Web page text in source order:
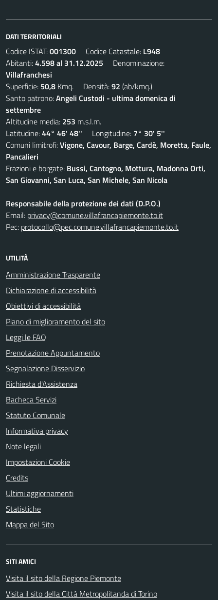
DATI TERRITORIALI
Codice ISTAT:001300 Codice Catastale: L948
Abitanti:4.598 al 31.12.2025 Denominazione:
Villafranchesi
Superficie: 50,8 Kmq. Densità:92 (ab/kmq.)
Santo patrono:Angeli Custodi - ultima domenica di
settembre
Altitudine media: 253 m.s.l.m.
Latitudine:44° 46' 48'' Longitudine: 7° 30' 5''
Comuni limitrofi:Vigone, Cavour, Barge, Cardè, Moretta, Faule,
Pancalieri
Frazioni e borgate: Bussi, Cantogno, Mottura, Madonna Orti,
San Giovanni, San Luca, San Michele, San Nicola
Responsabile della protezione dei dati (D.P.O.)
Email: privacy@comune.villafrancapiemonte.to.it
Pec: protocollo@pec.comune.villafrancapiemonte.to.it
UTILITÀ
Amministrazione Trasparente
Dichiarazione di accessibilità
Obiettivi di accessibilità
Piano di miglioramento del sito
Leggi le FAQ
Prenotazione Appuntamento
Segnalazione Disservizio
Richiesta d'Assistenza
Bacheca Servizi
Statuto Comunale
Informativa privacy
Note legali
Impostazioni Cookie
Credits
Ultimi aggiornamenti
Statistiche
Mappa del Sito
SITI AMICI
Visita il sito della Regione Piemonte
Visita il sito della Città Metropolitanda di Torino